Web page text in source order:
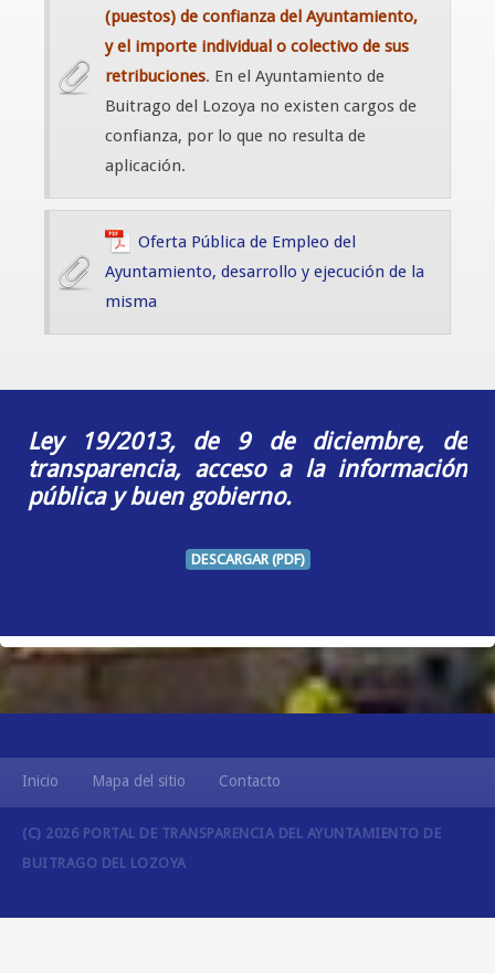
(puestos) de confianza del Ayuntamiento,
y el importe individual o colectivo de sus
retribuciones. En el Ayuntamiento de
Buitrago del Lozoya no existen cargos de
confianza, por lo que no resulta de
aplicación.
Oferta Pública de Empleo del
Ayuntamiento, desarrollo y ejecución de la
misma
Ley 19/2013, de 9 de diciembre, de
transparencia, acceso a la información
pública y buen gobierno.
DESCARGAR (PDF)
Inicio Mapa del sitio Contacto
(C) 2026 PORTAL DE TRANSPARENCIA DEL AYUNTAMIENTO DE
BUITRAGO DEL LOZOYA